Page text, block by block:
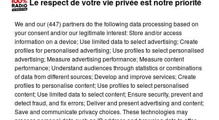
Lecture (4 min 18 sec)
We and our (447) partnersdo the following data processing based on
your consent and/or our legitimate interest: Store and/or access
information on a device; Use limited data to select advertising; Create
profiles for personalised advertising; Use profiles to select personalised
advertising; Measure advertising performance; Measure content
performance; Understand audiences through statistics or combinations
of data from different sources; Develop and improve services; Create
profiles to personalise content; Use profiles to select personalised
content; Use limited data to select content; Ensure security, prevent and
detect fraud, and fix errors; Deliver and present advertising and content;
Save and communicate privacy choices. These technologies may